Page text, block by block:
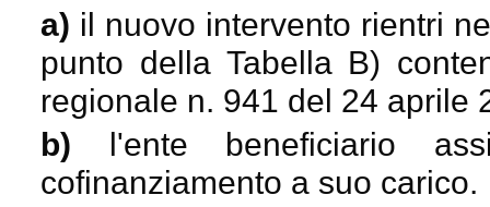
a) il nuovo intervento rientri
punto della Tabella B)
regionale n. 941 del 24 aprile
b) l'ente beneficiario
cofinanziamento a suo carico.